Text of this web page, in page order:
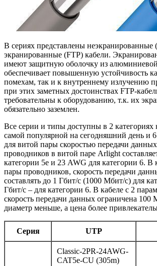
В сериях представлены неэкранированные
экранированные (FTP) кабели.
имеют защитную оболочку из
обеспечивает повышенную устойчивость
помехам, так и к внутреннему излучению
при этих заметных достоинствах FTP-
требовательны к оборудованию, т.к. их
обязательно заземлен.
Все серии и типы доступны в 2 категориях
самой популярной на сегодняшний день и
для витой пары скоростью передачи
проводников в витой паре Arlight
категории 5e и 23 AWG для категории 6.
пары проводников, скорость передачи
составлять до 1 Гбит/с (1000 Мбит/с) для
Гбит/с – для категории 6. В кабеле с 2
скорость передачи данных ограничена 100
диаметр меньше, а цена более
Серия UTP
Classic-2PR-24AWG-
CAT5e-CU (305m)